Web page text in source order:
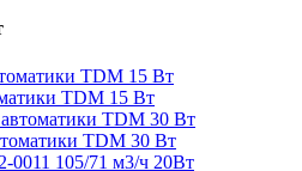
TDM 15 Вт
TDM 30 Вт